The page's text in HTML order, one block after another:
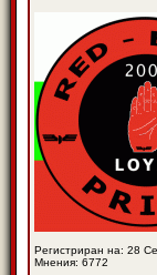
Регистриран на: 28
Мнения: 6772